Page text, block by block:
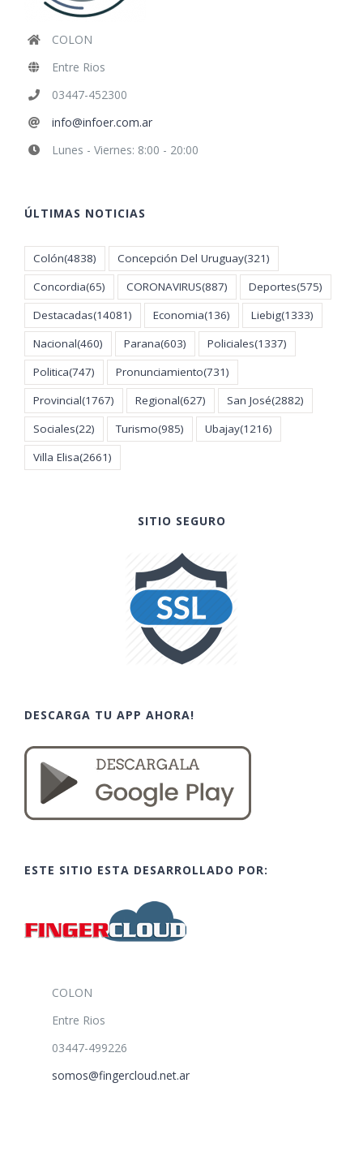
COLON
Entre Rios
03447-452300
info@infoer.com.ar
Lunes - Viernes: 8:00 - 20:00
ÚLTIMAS NOTICIAS
Colón(4838) Concepción Del Uruguay(321)
Concordia(65) CORONAVIRUS(887) Deportes(575)
Destacadas(14081) Economia(136) Liebig(1333)
Nacional(460) Parana(603) Policiales(1337)
Politica(747) Pronunciamiento(731)
Provincial(1767) Regional(627) San José(2882)
Sociales(22) Turismo(985) Ubajay(1216)
Villa Elisa(2661)
SITIO SEGURO
DESCARGA TU APP AHORA!
ESTE SITIO ESTA DESARROLLADO POR:
COLON
Entre Rios
03447-499226
somos@fingercloud.net.ar